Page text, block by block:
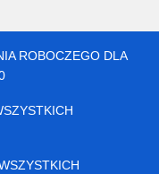
ROBOCZEGO DLA